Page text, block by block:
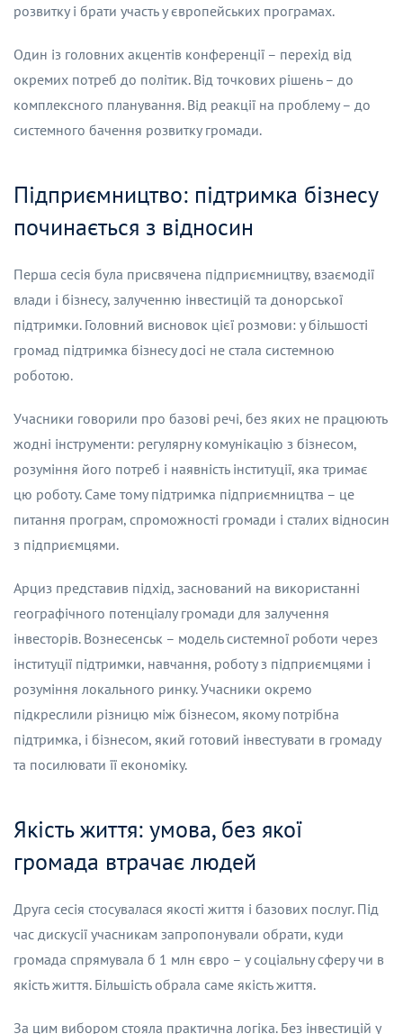
розвитку і брати участь у європейських програмах.
Один із головних акцентів конференції – перехід від
окремих потреб до політик. Від точкових рішень – до
комплексного планування. Від реакції на проблему – до
системного бачення розвитку громади.
Підприємництво: підтримка бізнесу
починається з відносин
Перша сесія була присвячена підприємництву, взаємодії
влади і бізнесу, залученню інвестицій та донорської
підтримки. Головний висновок цієї розмови: у більшості
громад підтримка бізнесу досі не стала системною
роботою.
Учасники говорили про базові речі, без яких не працюють
жодні інструменти: регулярну комунікацію з бізнесом,
розуміння його потреб і наявність інституції, яка тримає
цю роботу. Саме тому підтримка підприємництва – це
питання програм, спроможності громади і сталих відносин
з підприємцями.
Арциз представив підхід, заснований на використанні
географічного потенціалу громади для залучення
інвесторів. Вознесенськ – модель системної роботи через
інституції підтримки, навчання, роботу з підприємцями і
розуміння локального ринку. Учасники окремо
підкреслили різницю між бізнесом, якому потрібна
підтримка, і бізнесом, який готовий інвестувати в громаду
та посилювати її економіку.
Якість життя: умова, без якої
громада втрачає людей
Друга сесія стосувалася якості життя і базових послуг. Під
час дискусії учасникам запропонували обрати, куди
громада спрямувала б 1 млн євро – у соціальну сферу чи в
якість життя. Більшість обрала саме якість життя.
За цим вибором стояла практична логіка. Без інвестицій у